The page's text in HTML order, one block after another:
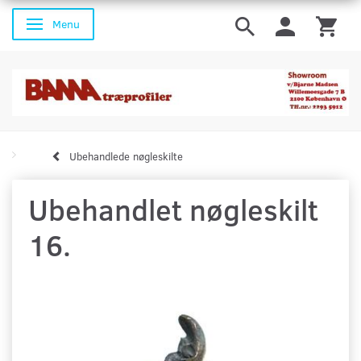
Skifte navigation
Menu
Ubehandlede nøgleskilte
Ubehandlet nøgleskilt
16.